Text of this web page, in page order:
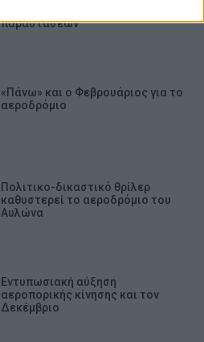
παραστάσεων
«Πάνω» και ο Φεβρουάριος για το
αεροδρόμιο
Πολιτικο-δικαστικό θρίλερ
καθυστερεί το αεροδρόμιο του
Αυλώνα
Εντυπωσιακή αύξηση
αεροπορικής κίνησης και τον
Δεκέμβριο